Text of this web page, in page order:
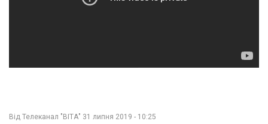
Від Телеканал "ВІТА" 31 липня 2019 - 10:25